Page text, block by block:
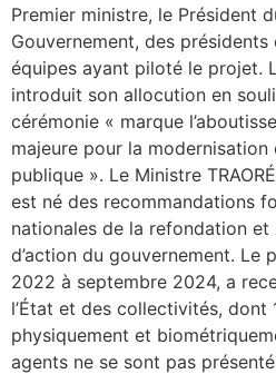
Premier ministre, le Président
Gouvernement, des présidents
équipes ayant piloté le projet.
introduit son allocution en
cérémonie « marque
majeure pour la
publique ». Le Ministre
est né des recommandations
nationales de la refondation et
d’action du gouvernement. Le
2022 à septembre 2024, a
l’État et des collectivités,
physiquement et
agents ne se sont pas